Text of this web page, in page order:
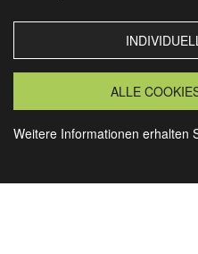
MORSBACH
ALLE
Weitere Informationen erhalten